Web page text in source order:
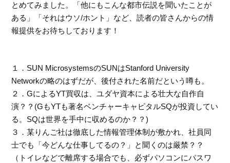
とめてみました。「他にもこんな都市伝説を聞いたことが
ある」「それはウソ/ホント」など、読者の皆さんからの情
報提供をお待ちしております！
１．SUN MicrosystemsのSUNはStanford University
Networkの略のはずだが、後付された名前だという噂も。
２．GによるYT買収は、ユダヤ資本による壮大な自作自
演？？(GもYTも著名ベンチャーキャピタルSQが投資してい
る。SQは世界を手中に収めるのか？？)
３．某りんご社は徹底した情報管理体制が敷かれ、社員同
士でも「今どんな仕事してるの？」と聞くのは厳禁？？
（トイレなどで離席する場合でも、必ずパソコンにパスワ